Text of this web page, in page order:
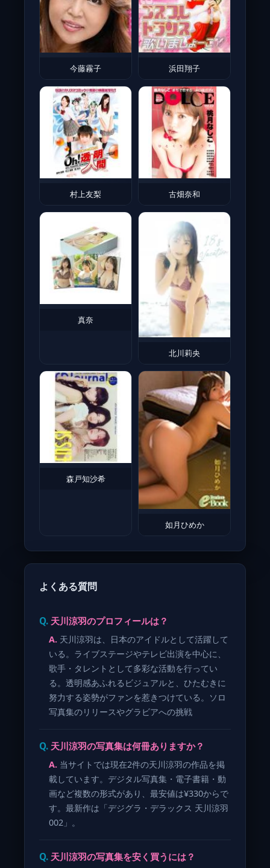
今藤霧子 浜田翔子
村上友梨 古畑奈和
真奈
北川莉央
森戸知沙希
如月ひめか
よくある質問
天川涼羽のプロフィールは？
天川涼羽は、日本のアイドルとして活躍して
いる。ライブステージやテレビ出演を中心に、
歌手・タレントとして多彩な活動を行ってい
る。透明感あふれるビジュアルと、ひたむきに
努力する姿勢がファンを惹きつけている。ソロ
写真集のリリースやグラビアへの挑戦
天川涼羽の写真集は何冊ありますか？
当サイトでは現在2件の天川涼羽の作品を掲
載しています。デジタル写真集・電子書籍・動
画など複数の形式があり、最安値は¥330からで
す。最新作は「デジグラ・デラックス 天川涼羽
002」。
天川涼羽の写真集を安く買うには？